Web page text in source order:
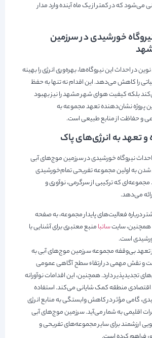
که در کمتر از یک ماه آینده وارد مدار
خورشیدی در سرزمین
در احداث این نیروگاه‌ها، بهره‌وری انرژی را بهینه
را کاهش می‌دهد. این اقدام نه تنها به حفظ
بلکه کیفیت هوای شهر مشهد را نیز بهبود
پروژه نشان‌دهنده تعهد مجموعه به
و حفاظت از منابع طبیعی است.
و تعهد به انرژی‌های پاک
و احداث نیروگاه خورشیدی در سرزمین موج‌های آبی
به اولین مجموعه تفریحی تمام‌خورشیدی
که ترکیبی از سرگرمی، نوآوری و
می‌دهد.
درباره فعالیت‌های پایدار مجموعه، به صفحه
همچنین، سایتساتبامنبع معتبری برای آشنایی با
است.
از تعهد بی‌وقفه مجموعه سرزمین موج‌های آبی به
است و نقش مهمی در ارتقاء سطح آگاهی عمومی
تجدیدپذیر دارد. همچنین، این اقدامات نوآورانه
اقتصادی منطقه کمک شایانی می‌کند. استفاده
گامی مؤثر در کاهش وابستگی به منابع انرژی
اقلیمی به شمار می‌آید. سرزمین موج‌های آبی
ارزشمند برای سایر مجموعه‌های تفریحی و